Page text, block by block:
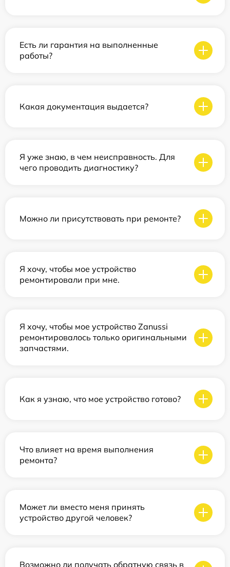
Есть ли гарантия на выполненные
работы?
Какая документация выдается?
Я уже знаю, в чем неисправность. Для
чего проводить диагностику?
Можно ли присутствовать при ремонте?
Я хочу, чтобы мое устройство
ремонтировали при мне.
Я хочу, чтобы мое устройство Zanussi
ремонтировалось только оригинальными
запчастями.
Как я узнаю, что мое устройство готово?
Что влияет на время выполнения
ремонта?
Может ли вместо меня принять
устройство другой человек?
Возможно ли получать обратную связь в